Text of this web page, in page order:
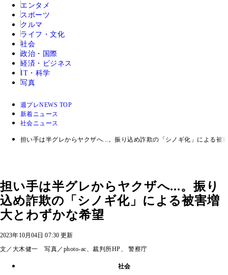
エンタメ
スポーツ
クルマ
ライフ・文化
社会
政治・国際
経済・ビジネス
IT・科学
写真
週プレNEWS TOP
新着ニュース
社会ニュース
担い手は半グレからヤクザへ...。振り込め詐欺の「シノギ化」による被
担い手は半グレからヤクザへ...。振り
込め詐欺の「シノギ化」による被害増
大とわずかな希望
2023年10月04日 07:30 更新
文／大木健一 写真／photo-ac、裁判所HP、 警察庁
社会